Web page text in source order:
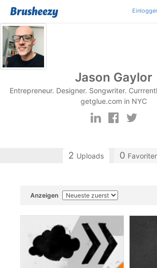
Jason Gaylor
Entrepreneur. Designer. Songwriter.
getglue.com in NYC
2 Uploads 0
Anzeigen